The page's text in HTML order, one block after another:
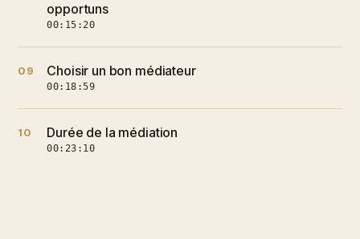
opportuns
00:15:20
09 Choisir un bon médiateur
00:18:59
10 Durée de la médiation
00:23:10